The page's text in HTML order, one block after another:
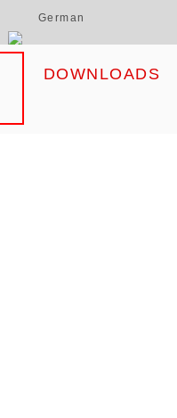
German
DOWNLOADS